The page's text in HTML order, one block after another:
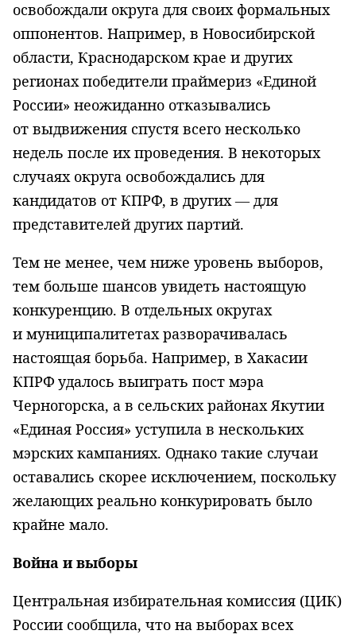
освобождали округа для своих формальных
оппонентов. Например, в Новосибирской
области, Краснодарском крае и других
регионах победители праймериз «Единой
России» неожиданно отказывались
от выдвижения спустя всего несколько
недель после их проведения. В некоторых
случаях округа освобождались для
кандидатов от КПРФ, в других — для
представителей других партий.
Тем не менее, чем ниже уровень выборов,
тем больше шансов увидеть настоящую
конкуренцию. В отдельных округах
и муниципалитетах разворачивалась
настоящая борьба. Например, в Хакасии
КПРФ удалось выиграть пост мэра
Черногорска, а в сельских районах Якутии
«Единая Россия» уступила в нескольких
мэрских кампаниях. Однако такие случаи
оставались скорее исключением, поскольку
желающих реально конкурировать было
крайне мало.
Война и выборы
Центральная избирательная комиссия (ЦИК)
России сообщила, что на выборах всех